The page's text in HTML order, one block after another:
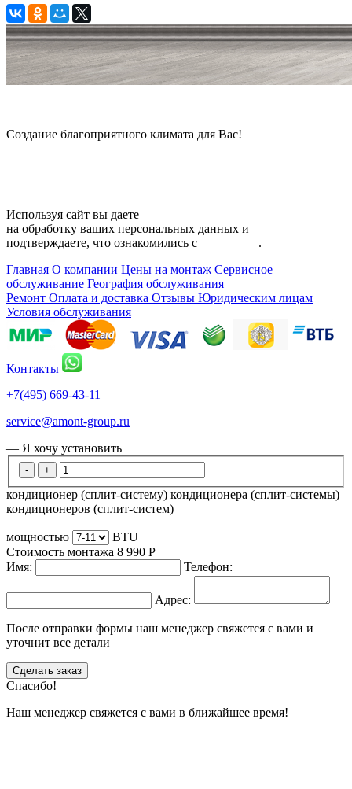
Создание благоприятного климата для Вас!
Используя сайт вы даете
на обработку ваших персональных данных и
подтверждаете, что ознакомились с
.
Главная О компании Цены на монтаж Сервисное
обслуживание География обслуживания
Ремонт Оплата и доставка Отзывы Юридическим лицам
Условия обслуживания
Контакты
+7(495) 669-43-11
service@amont-group.ru
— Я хочу установить
- +
кондиционер (сплит-систему) кондиционера (сплит-системы)
кондиционеров (сплит-систем)
мощностью
BTU
Стоимость монтажа 8 990 Р
Имя:
Телефон:
Адрес:
После отправки формы наш менеджер свяжется с вами и
уточнит все детали
Сделать заказ
Спасибо!
Наш менеджер свяжется с вами в ближайшее время!